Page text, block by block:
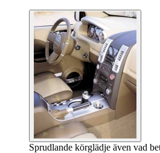
Sprudlande körglädje även vad